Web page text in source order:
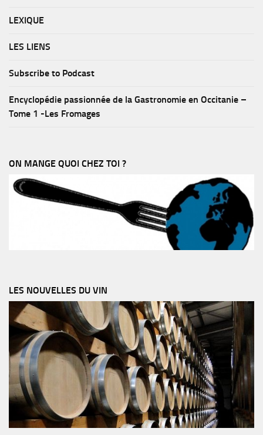
LEXIQUE
LES LIENS
Subscribe to Podcast
Encyclopédie passionnée de la Gastronomie en Occitanie –
Tome 1 -Les Fromages
ON MANGE QUOI CHEZ TOI ?
LES NOUVELLES DU VIN